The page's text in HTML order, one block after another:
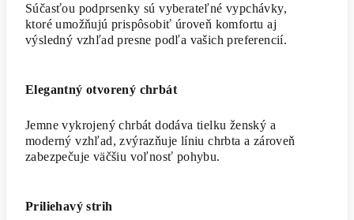
Súčasťou podprsenky sú vyberateľné vypchávky,
ktoré umožňujú prispôsobiť úroveň komfortu aj
výsledný vzhľad presne podľa vašich preferencií.
Elegantný otvorený chrbát
Jemne vykrojený chrbát dodáva tielku ženský a
moderný vzhľad, zvýrazňuje líniu chrbta a zároveň
zabezpečuje väčšiu voľnosť pohybu.
Priliehavý strih